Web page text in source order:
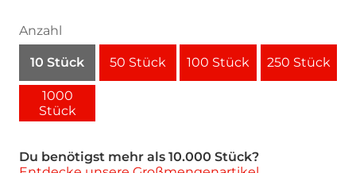
Anzahl
10 Stück 50 Stück 100 Stück 250 Stück
1000
Stück
Du benötigst mehr als 10.000 Stück?